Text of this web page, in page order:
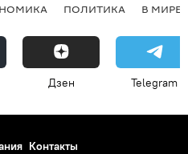
ПОЛИТИКА В МИРЕ
Дзен Telegram
Контакты